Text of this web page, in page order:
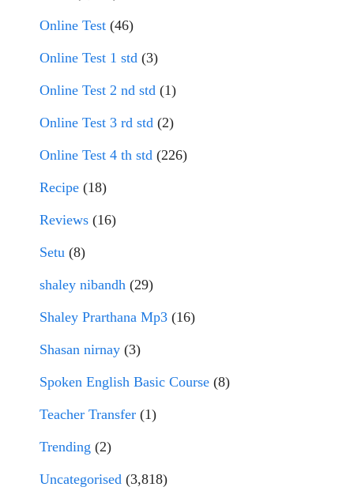
Online Test (46)
Online Test 1 std (3)
Online Test 2 nd std (1)
Online Test 3 rd std (2)
Online Test 4 th std (226)
Recipe (18)
Reviews (16)
Setu (8)
shaley nibandh (29)
Shaley Prarthana Mp3 (16)
Shasan nirnay (3)
Spoken English Basic Course (8)
Teacher Transfer (1)
Trending (2)
Uncategorised (3,818)